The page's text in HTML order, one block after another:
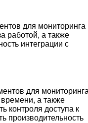
для мониторинга
работой, а также
интеграции с
для
а также
контроля доступа к
производительность